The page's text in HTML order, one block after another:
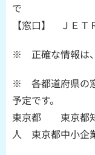
で
【窓口】 ＪＥＴ
※ 正確な情報は
※ 各都道府県の
予定です。
東京都 東京都知
人 東京都中小企